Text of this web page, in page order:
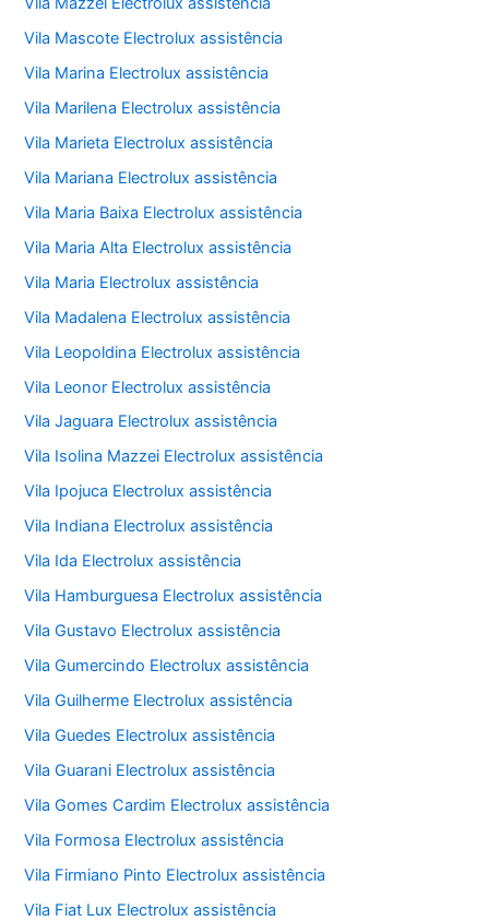
Vila Mascote Electrolux assistência
Vila Marina Electrolux assistência
Vila Marilena Electrolux assistência
Vila Marieta Electrolux assistência
Vila Mariana Electrolux assistência
Vila Maria Baixa Electrolux assistência
Vila Maria Alta Electrolux assistência
Vila Maria Electrolux assistência
Vila Madalena Electrolux assistência
Vila Leopoldina Electrolux assistência
Vila Leonor Electrolux assistência
Vila Jaguara Electrolux assistência
Vila Isolina Mazzei Electrolux assistência
Vila Ipojuca Electrolux assistência
Vila Indiana Electrolux assistência
Vila Ida Electrolux assistência
Vila Hamburguesa Electrolux assistência
Vila Gustavo Electrolux assistência
Vila Gumercindo Electrolux assistência
Vila Guilherme Electrolux assistência
Vila Guedes Electrolux assistência
Vila Guarani Electrolux assistência
Vila Gomes Cardim Electrolux assistência
Vila Formosa Electrolux assistência
Vila Firmiano Pinto Electrolux assistência
Vila Fiat Lux Electrolux assistência